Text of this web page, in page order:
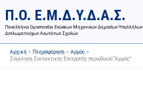
περιεχόμενο
Π.Ο. Ε.Μ.Δ.Υ.Δ.Α.Σ.
Πανελλήνια Ομοσπονδία Ενώσεων Μηχανικών Δημοσίων Υπαλλήλων
Διπλωματούχων Ανωτάτων Σχολών
Αρχική Πληροφόρηση
Αρμός
Σύγκληση Συντακτικής Επιτροπής περιοδικού “Αρμός”
τ
ο
ρ
τ
η
γ